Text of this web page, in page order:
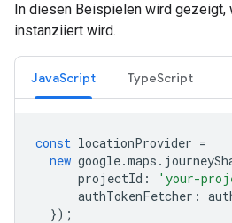
In diesen Beispielen wird gezeigt,
instanziiert wird.
JavaScript TypeScript
const locationProvider =
new google.maps .
projectId : 'your-
authTokenFetcher :
});